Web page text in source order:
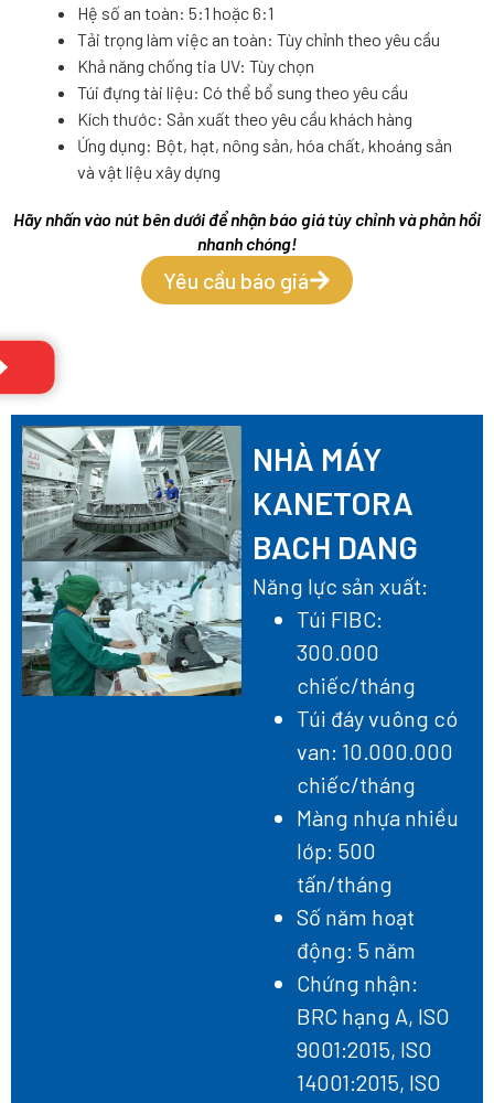
Hệ số an toàn: 5:1 hoặc 6:1
Tải trọng làm việc an toàn: Tùy chỉnh theo yêu cầu
Khả năng chống tia UV: Tùy chọn
Túi đựng tài liệu: Có thể bổ sung theo yêu cầu
Kích thước: Sản xuất theo yêu cầu khách hàng
Ứng dụng: Bột, hạt, nông sản, hóa chất, khoáng sản
và vật liệu xây dựng
Hãy nhấn vào nút bên dưới để nhận báo giá tùy chỉnh và phản hồi
nhanh chóng!
Yêu cầu báo giá
NHÀ MÁY
KANETORA
BACH DANG
Năng lực sản xuất:
Túi FIBC:
300.000
chiếc/tháng
Túi đáy vuông có
van: 10.000.000
chiếc/tháng
Màng nhựa nhiều
lớp: 500
tấn/tháng
Số năm hoạt
động: 5 năm
Chứng nhận:
BRC hạng A, ISO
9001:2015, ISO
14001:2015, ISO